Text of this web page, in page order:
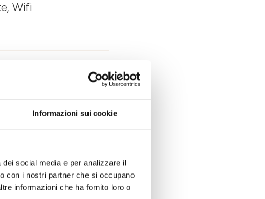
Informazioni sui cookie
social media e per analizzare il
con i nostri partner che si occupano
informazioni che ha fornito loro o
Wifi